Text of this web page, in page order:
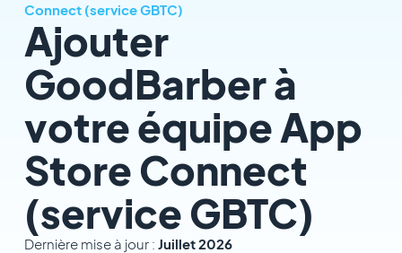
Connect (service GBTC)
Ajouter
GoodBarber à
votre équipe App
Store Connect
(service GBTC)
Dernière mise à jour : Juillet 2026